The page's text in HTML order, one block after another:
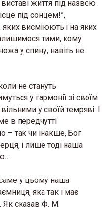
життя під назвою
під сонцем!”,
висміюють і на яких
тими, кому
у спину, навіть не
не стануть
у гармонії зі своїм
у своїй темряві. І
в передчутті
– так чи інакше, Бог
і лише тоді наша
у цьому наша
яка так і має
Як сказав Ф. М.